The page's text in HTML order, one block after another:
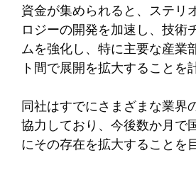
資金が集められると、ステリ
ロジーの開発を加速し、技術
ムを強化し、特に主要な産業
ト間で展開を拡大することを
同社はすでにさまざまな業界
協力しており、今後数か月で
にその存在を拡大することを